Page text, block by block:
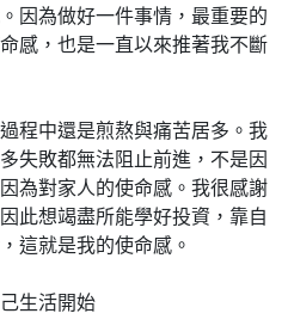
因為做好一件事情，最重要的
感，也是一直以來推著我不斷
程中還是煎熬與痛苦居多。我
失敗都無法阻止前進，不是因
為對家人的使命感。我很感謝
此想竭盡所能學好投資，靠自
這就是我的使命感。
生活開始